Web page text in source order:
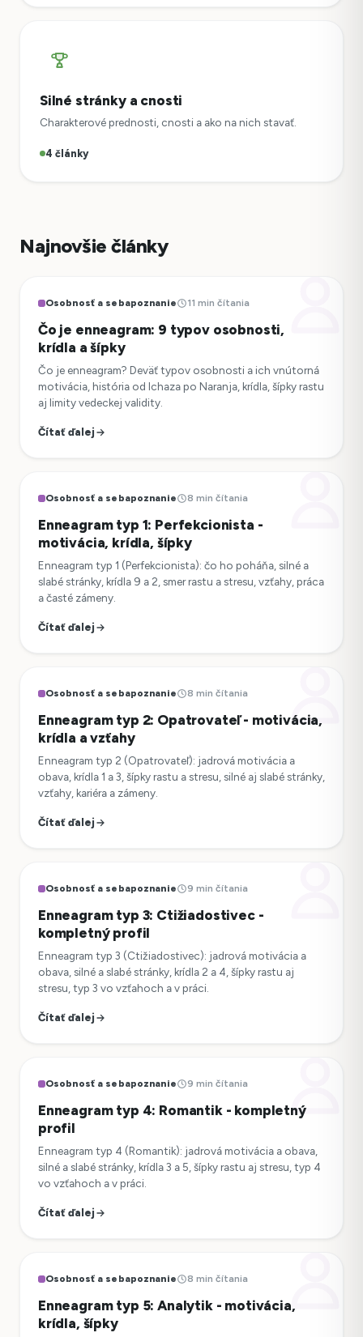
Silné stránky a cnosti
Charakterové prednosti, cnosti a ako na nich stavať.
4 články
Najnovšie články
Osobnosť a sebapoznanie 11 min čítania
Čo je enneagram: 9 typov osobnosti,
krídla a šípky
Čo je enneagram? Deväť typov osobnosti a ich vnútorná
motivácia, história od Ichaza po Naranja, krídla, šípky rastu
aj limity vedeckej validity.
Čítať ďalej
Osobnosť a sebapoznanie 8 min čítania
Enneagram typ 1: Perfekcionista -
motivácia, krídla, šípky
Enneagram typ 1 (Perfekcionista): čo ho poháňa, silné a
slabé stránky, krídla 9 a 2, smer rastu a stresu, vzťahy, práca
a časté zámeny.
Čítať ďalej
Osobnosť a sebapoznanie 8 min čítania
Enneagram typ 2: Opatrovateľ - motivácia,
krídla a vzťahy
Enneagram typ 2 (Opatrovateľ): jadrová motivácia a
obava, krídla 1 a 3, šípky rastu a stresu, silné aj slabé stránky,
vzťahy, kariéra a zámeny.
Čítať ďalej
Osobnosť a sebapoznanie 9 min čítania
Enneagram typ 3: Ctižiadostivec -
kompletný profil
Enneagram typ 3 (Ctižiadostivec): jadrová motivácia a
obava, silné a slabé stránky, krídla 2 a 4, šípky rastu aj
stresu, typ 3 vo vzťahoch a v práci.
Čítať ďalej
Osobnosť a sebapoznanie 9 min čítania
Enneagram typ 4: Romantik - kompletný
profil
Enneagram typ 4 (Romantik): jadrová motivácia a obava,
silné a slabé stránky, krídla 3 a 5, šípky rastu aj stresu, typ 4
vo vzťahoch a v práci.
Čítať ďalej
Osobnosť a sebapoznanie 8 min čítania
Enneagram typ 5: Analytik - motivácia,
krídla, šípky